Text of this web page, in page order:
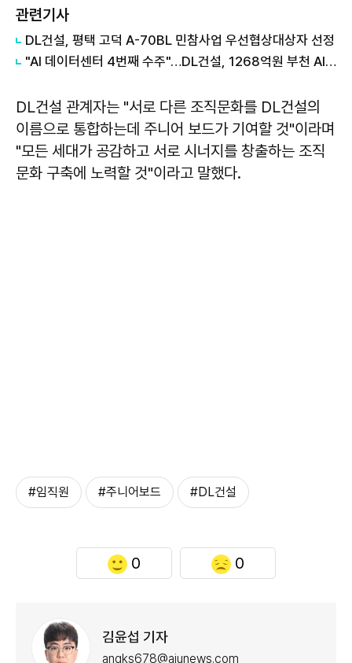
관련기사
DL건설, 평택 고덕 A-70BL 민참사업 우선협상대상자 선정
"AI 데이터센터 4번째 수주"…DL건설, 1268억원 부천 AI 허브센터 따냈다
DL건설 관계자는 "서로 다른 조직문화를 DL건설의
이름으로 통합하는데 주니어 보드가 기여할 것"이라며
"모든 세대가 공감하고 서로 시너지를 창출하는 조직
문화 구축에 노력할 것"이라고 말했다.
#임직원 #주니어보드 #DL건설
0 0
김윤섭 기자
angks678@ajunews.com